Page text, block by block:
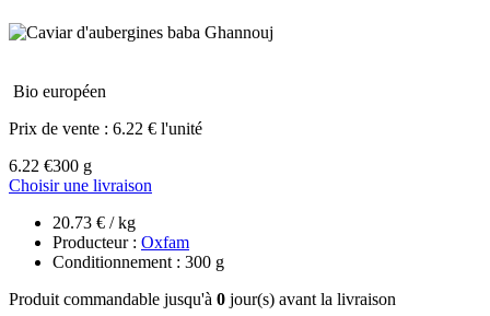
Bio européen
Prix de vente : 6.22 € l'unité
6.22 €300 g
Choisir une livraison
20.73 € / kg
Producteur : Oxfam
Conditionnement : 300 g
Produit commandable jusqu'à 0 jour(s) avant la livraison